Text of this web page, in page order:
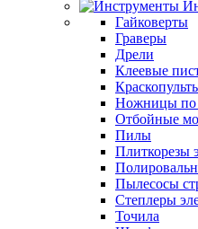
Гайковерты
Граверы
Дрели
Клеевые
Ножницы по
Отбойные
Пилы
Плиткорезы
Пылесосы
Степлеры
Точила